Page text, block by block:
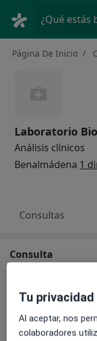
¿Qué estás
Página De Inicio
Laboratorio
Análisis clínicos
Benalmádena 1
Consultas
Consulta
Tu
Al aceptar, nos
colaboradores